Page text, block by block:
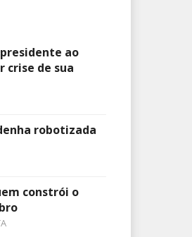
ao
crise de sua
robotizada
constrói o